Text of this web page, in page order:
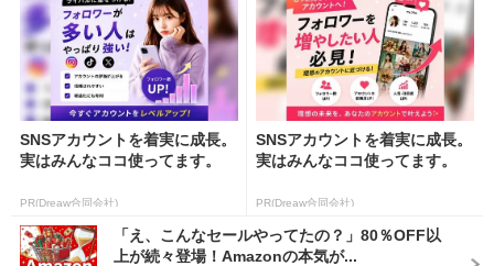
SNSアカウントを着実に成長。
実はみんなココ使ってます。
PR(Dreaw合同会社)
SNSアカウントを着実に成長。
実はみんなココ使ってます。
PR(Dreaw合同会社)
「え、こんなセールやってたの？」80％OFF以
上が続々登場！Amazonの本気が...